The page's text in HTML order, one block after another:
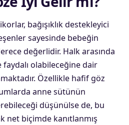
bağışıklık destekleyici
sayesinde bebeğin
değerlidir. Halk arasında
olabileceğine dair
Özellikle hafif göz
anne sütünün
düşünülse de, bu
net biçimde kanıtlanmış